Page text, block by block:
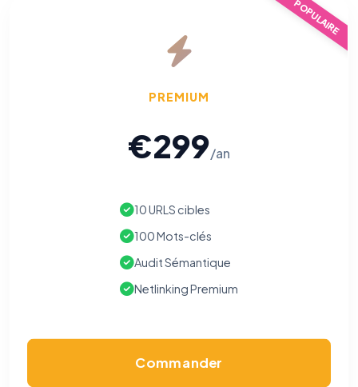
POPULAIRE
PREMIUM
€299/an
10 URLS cibles
100 Mots-clés
Audit Sémantique
Netlinking Premium
Commander